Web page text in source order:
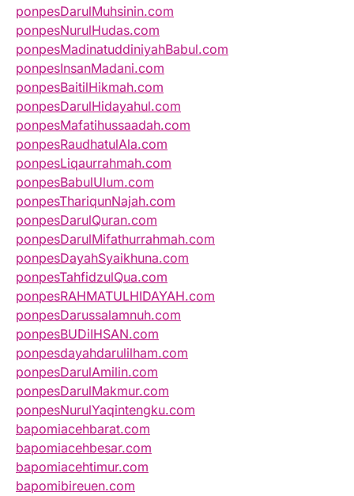
ponpesDarulMuhsinin.com
ponpesNurulHudas.com
ponpesMadinatuddiniyahBabul.com
ponpesInsanMadani.com
ponpesBaitilHikmah.com
ponpesDarulHidayahul.com
ponpesMafatihussaadah.com
ponpesRaudhatulAla.com
ponpesLiqaurrahmah.com
ponpesBabulUlum.com
ponpesThariqunNajah.com
ponpesDarulQuran.com
ponpesDarulMifathurrahmah.com
ponpesDayahSyaikhuna.com
ponpesTahfidzulQua.com
ponpesRAHMATULHIDAYAH.com
ponpesDarussalamnuh.com
ponpesBUDiIHSAN.com
ponpesdayahdarulilham.com
ponpesDarulAmilin.com
ponpesDarulMakmur.com
ponpesNurulYaqintengku.com
bapomiacehbarat.com
bapomiacehbesar.com
bapomiacehtimur.com
bapomibireuen.com